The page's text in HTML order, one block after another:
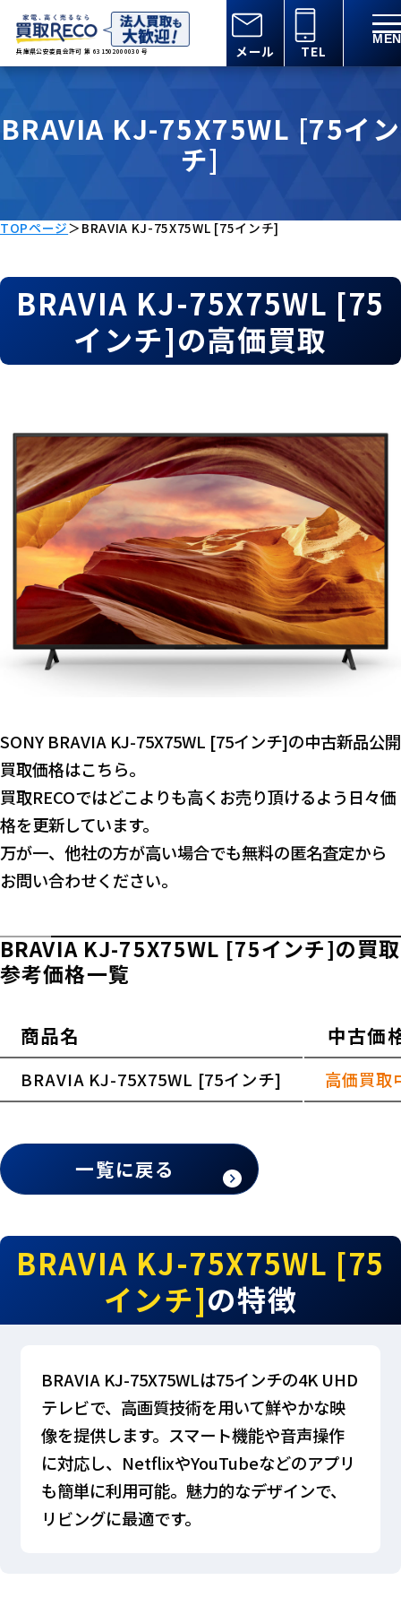
兵庫県公安委員会許可 第 631502000030 号 メール TEL
BRAVIA KJ-75X75WL [75イン
チ]
TOPページ＞ BRAVIA KJ-75X75WL [75インチ]
BRAVIA KJ-75X75WL [75
インチ]の高価買取
SONY BRAVIA KJ-75X75WL [75インチ]の中古新品公開
買取価格はこちら。
買取RECOではどこよりも高くお売り頂けるよう日々価
格を更新しています。
万が一、他社の方が高い場合でも無料の匿名査定から
お問い合わせください。
BRAVIA KJ-75X75WL [75インチ]の買取
参考価格一覧
商品名 中古価
BRAVIA KJ-75X75WL [75インチ] 高価買取
一覧に戻る
BRAVIA KJ-75X75WL [75
インチ]の特徴
BRAVIA KJ-75X75WLは75インチの4K UHD
テレビで、高画質技術を用いて鮮やかな映
像を提供します。スマート機能や音声操作
に対応し、NetflixやYouTubeなどのアプリ
も簡単に利用可能。魅力的なデザインで、
リビングに最適です。